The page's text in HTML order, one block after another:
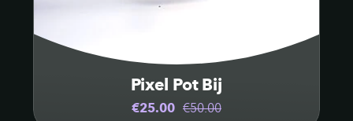
Pixel Pot Bij
€25.00 €50.00